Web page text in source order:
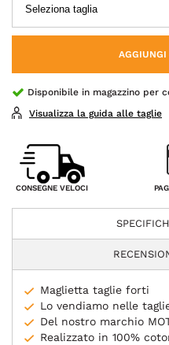
AGGIUNGI
Disponibile in magazzino per
Visualizza la guida alle taglie
CONSEGNE VELOCI
Maglietta taglie forti
Lo vendiamo nelle
Del nostro marchio
Realizzato in 100%